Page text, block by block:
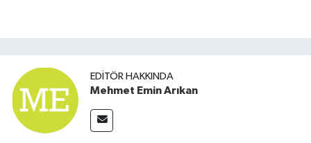
EDITÖR HAKKINDA
Mehmet Emin Arıkan